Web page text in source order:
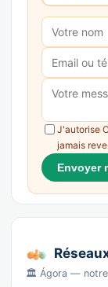
J'autorise
jamais
Envoyer
🏛️ Ágora — notre